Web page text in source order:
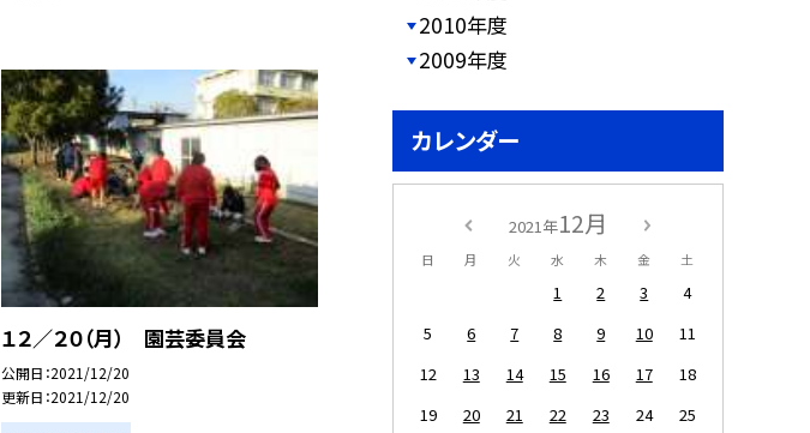
１２／２０（月） 園芸委員会
公開日 2021/12/20
更新日 2021/12/20
2010年度
2009年度
カレンダー
2021年12月
日 月 火 水 木 金 土
1 2 3
4
5
6 7 8 9 10
11
12
13 14 15 16 17
18
19
20 21 22 23 24
25